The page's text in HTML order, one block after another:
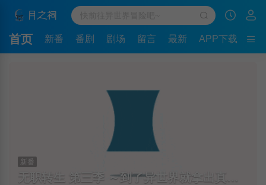
首页 新番 番剧 剧场 留言 最新 APP下载
无职转生 第三季 ～到了异世界就拿出真本事～